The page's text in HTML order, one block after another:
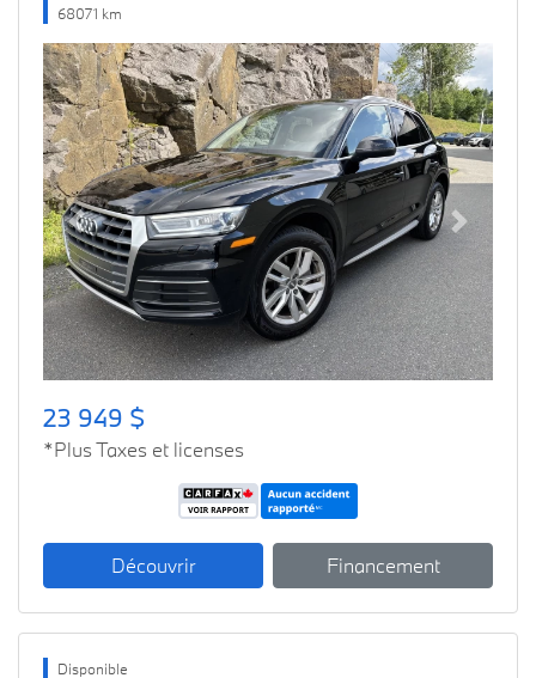
68071 km
Previous Next
23 949 $
*Plus Taxes et licenses
Découvrir Financement
Disponible